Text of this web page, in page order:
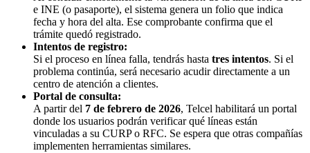
e INE (o pasaporte), el sistema genera un folio que indica
fecha y hora del alta. Ese comprobante confirma que el
trámite quedó registrado.
Intentos de registro:
Si el proceso en línea falla, tendrás hasta tres intentos. Si el
problema continúa, será necesario acudir directamente a un
centro de atención a clientes.
Portal de consulta:
A partir del 7 de febrero de 2026, Telcel habilitará un portal
donde los usuarios podrán verificar qué líneas están
vinculadas a su CURP o RFC. Se espera que otras compañías
implementen herramientas similares.